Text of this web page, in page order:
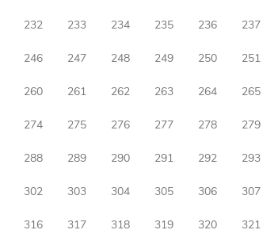
232 233 234 235 236 237
246 247 248 249 250 251
260 261 262 263 264 265
274 275 276 277 278 279
288 289 290 291 292 293
302 303 304 305 306 307
316 317 318 319 320 321